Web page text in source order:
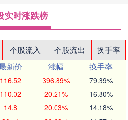
实时涨跌榜
个股流入 个股流出
换手率
新价 涨幅
换手率
116.52 396.89% 79.39%
110.02 20.21% 16.80%
14.8 20.03% 14.18%